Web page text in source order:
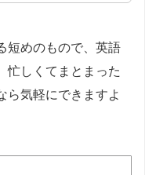
短めのもので、英語
忙しくてまとまった
ら気軽にできますよ